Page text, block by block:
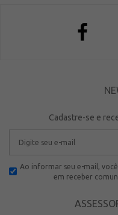
Cadastre-se e
Ao informar seu e-mail,
em receber